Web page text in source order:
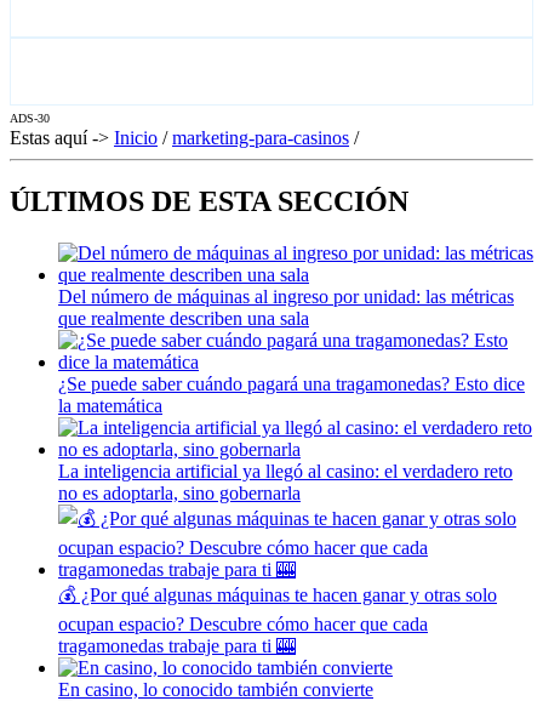
ADS-30
Estas aquí -> Inicio /marketing-para-casinos /
ÚLTIMOS DE ESTA SECCIÓN
Del número de máquinas al ingreso por unidad: las métricas
que realmente describen una sala
¿Se puede saber cuándo pagará una tragamonedas? Esto dice
la matemática
La inteligencia artificial ya llegó al casino: el verdadero reto
no es adoptarla, sino gobernarla
💰 ¿Por qué algunas máquinas te hacen ganar y otras solo
ocupan espacio? Descubre cómo hacer que cada
tragamonedas trabaje para ti 🎰
En casino, lo conocido también convierte